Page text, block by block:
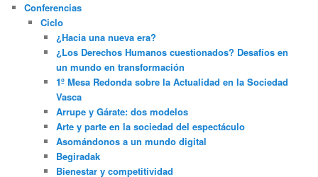
Conferencias
Ciclo
¿Hacia una nueva era?
¿Los Derechos Humanos cuestionados? Desafíos en
un mundo en transformación
1º Mesa Redonda sobre la Actualidad en la Sociedad
Vasca
Arrupe y Gárate: dos modelos
Arte y parte en la sociedad del espectáculo
Asomándonos a un mundo digital
Begiradak
Bienestar y competitividad